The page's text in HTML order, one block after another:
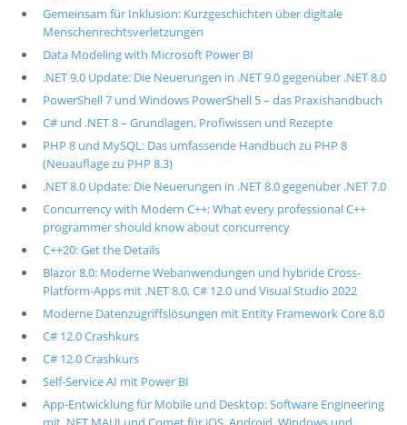
Gemeinsam für Inklusion: Kurzgeschichten über digitale
Menschenrechtsverletzungen
Data Modeling with Microsoft Power BI
.NET 9.0 Update: Die Neuerungen in .NET 9.0 gegenüber .NET 8.0
PowerShell 7 und Windows PowerShell 5 – das Praxishandbuch
C# und .NET 8 – Grundlagen, Profiwissen und Rezepte
PHP 8 und MySQL: Das umfassende Handbuch zu PHP 8
(Neuauflage zu PHP 8.3)
.NET 8.0 Update: Die Neuerungen in .NET 8.0 gegenüber .NET 7.0
Concurrency with Modern C++: What every professional C++
programmer should know about concurrency
C++20: Get the Details
Blazor 8.0: Moderne Webanwendungen und hybride Cross-
Platform-Apps mit .NET 8.0, C# 12.0 und Visual Studio 2022
Moderne Datenzugriffslösungen mit Entity Framework Core 8.0
C# 12.0 Crashkurs
C# 12.0 Crashkurs
Self-Service AI mit Power BI
App-Entwicklung für Mobile und Desktop: Software Engineering